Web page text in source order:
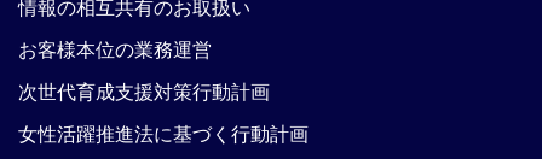
情報の相互共有のお取扱い
お客様本位の業務運営
次世代育成支援対策行動計画
女性活躍推進法に基づく行動計画